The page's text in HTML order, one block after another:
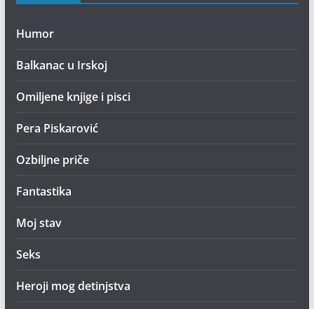
Humor
Balkanac u Irskoj
Omiljene knjige i pisci
Pera Piskarović
Ozbiljne priče
Fantastika
Moj stav
Seks
Heroji mog detinjstva